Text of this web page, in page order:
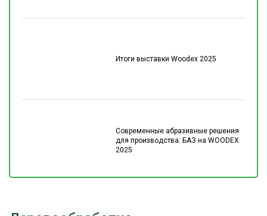
Итоги выставки Woodex 2025
Современные абразивные решения
для производства: БАЗ на WOODEX
2025